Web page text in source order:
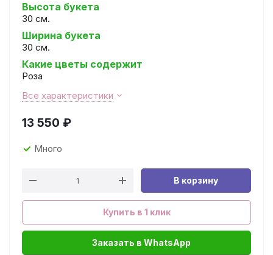
Высота букета
30 см.
Ширина букета
30 см.
Какие цветы содержит
Роза
Все характеристики
13 550 ₽
Много
В корзину
Купить в 1 клик
Заказать в WhatsApp